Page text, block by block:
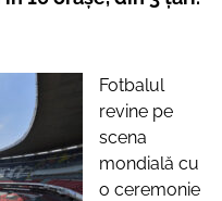
Fotbalul
revine pe
scena
mondială cu
o ceremonie